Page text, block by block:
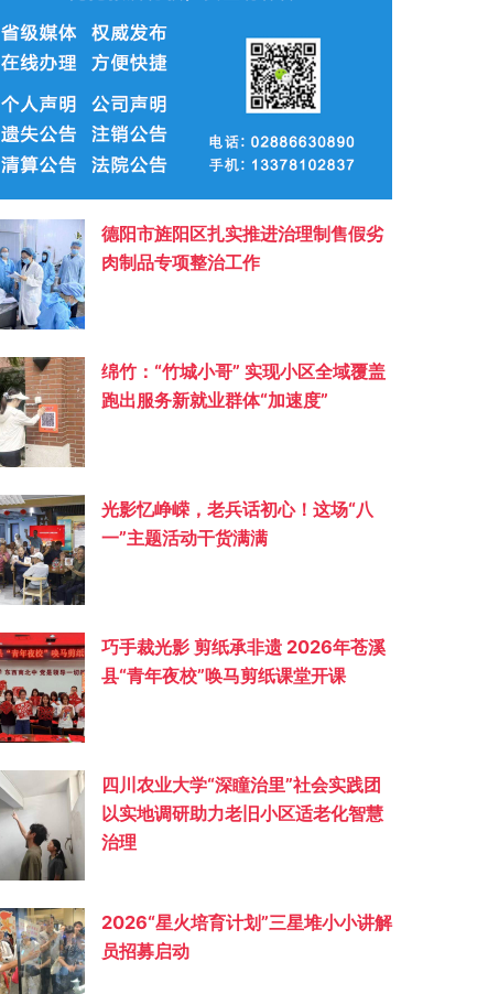
德阳市旌阳区扎实推进治理制售假劣
肉制品专项整治工作
绵竹：“竹城小哥” 实现小区全域覆盖
跑出服务新就业群体“加速度”
光影忆峥嵘，老兵话初心！这场“八
一”主题活动干货满满
巧手裁光影 剪纸承非遗 2026年苍溪
县“青年夜校”唤马剪纸课堂开课
四川农业大学“深瞳治里”社会实践团
以实地调研助力老旧小区适老化智慧
治理
2026“星火培育计划”三星堆小小讲解
员招募启动